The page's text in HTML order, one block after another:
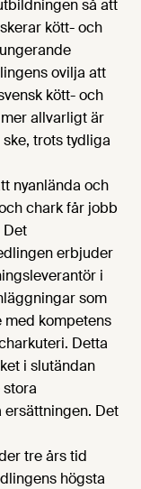
så att
kött- och
ovilja att
kött- och
allvarligt är
trots tydliga
nyanlända och
chark får jobb
Det
erbjuder
i
som
med kompetens
Detta
i slutändan
Det
tre års tid
högsta